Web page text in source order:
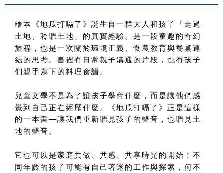
繪本《地瓜打嗝了》誕生自一群大人和孩子「走過
土地、聆聽土地」的真實經驗。是一段童趣的奇幻
旅程，也是一次關於環境正義、食農教育與餐桌連
結的思考。書裡有日常親子溝通的片段，也有孩子
們親手寫下的料理食譜。
兒童文學不是為了讓孩子學會什麼，而是讓他們感
覺到自己正在經歷什麼。《地瓜打嗝了》正是這樣
的一本書—讓我們重新聽見孩子的聲音，也聽見土
地的聲音。
它也可以是家庭共做、共感、共享時光的開始！不
同年齡的孩子可能有自己著迷的工作與探索，何不